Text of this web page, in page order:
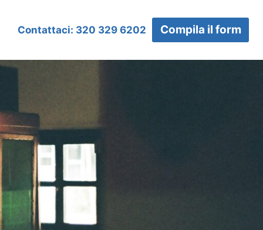
Contattaci: 320 329 6202 Compila il form